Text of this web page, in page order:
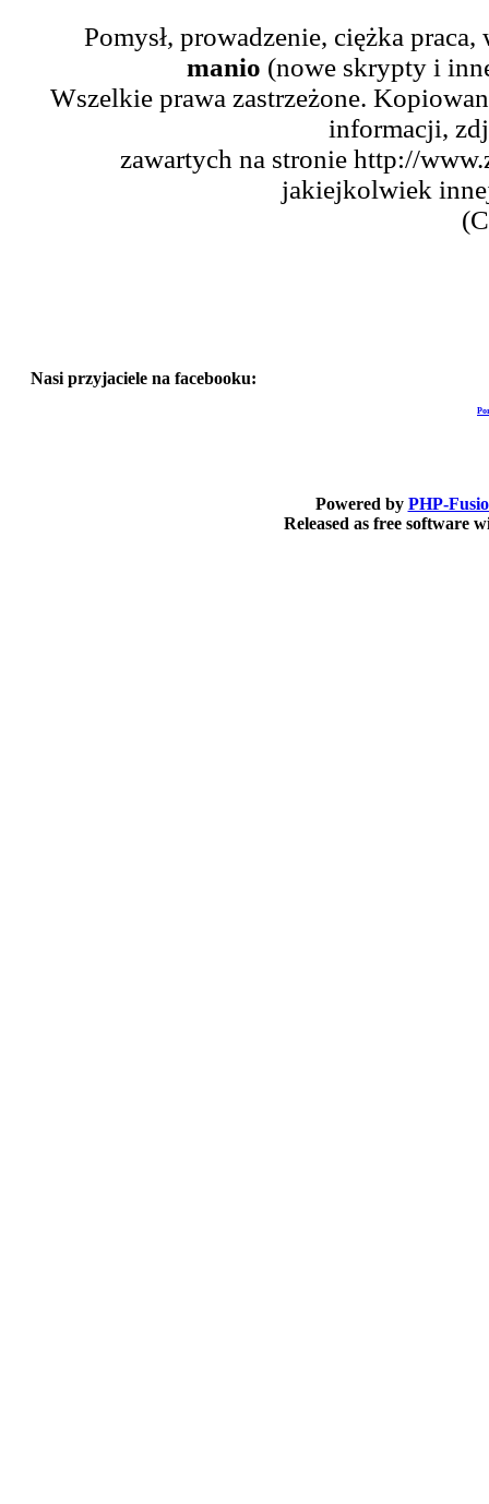
Pomysł, prowadzenie, ciężka
manio (nowe skrypty i
Wszelkie prawa zastrzeżone.
informacji,
zawartych na stronie http://
jakiejkolwiek
Nasi przyjaciele na facebooku:
Powered by PHP-
Released as free software